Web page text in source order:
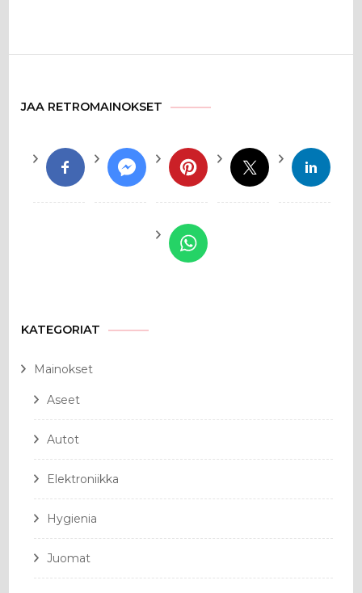
JAA RETROMAINOKSET
KATEGORIAT
Mainokset
Aseet
Autot
Elektroniikka
Hygienia
Juomat